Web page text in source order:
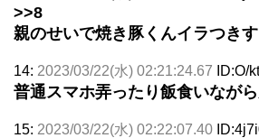
>>8
親のせいで焼き豚くんイラつき
14: 2023/03/22(水) 02:21:24.67 ID:O/
普通スマホ弄ったり飯食いなが
15: 2023/03/22(水) 02:22:07.40